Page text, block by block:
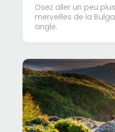
Osez aller un peu
merveilles de la
angle.